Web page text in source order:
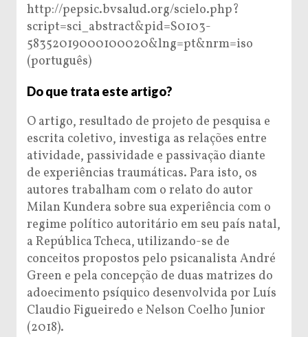
http://pepsic.bvsalud.org/scielo.php?
script=sci_abstract&pid=S0103-
58352019000100020&lng=pt&nrm=iso
(português)
Do que trata este artigo?
O artigo, resultado de projeto de pesquisa e
escrita coletivo, investiga as relações entre
atividade, passividade e passivação diante
de experiências traumáticas. Para isto, os
autores trabalham com o relato do autor
Milan Kundera sobre sua experiência com o
regime político autoritário em seu país natal,
a República Tcheca, utilizando-se de
conceitos propostos pelo psicanalista André
Green e pela concepção de duas matrizes do
adoecimento psíquico desenvolvida por Luís
Claudio Figueiredo e Nelson Coelho Junior
(2018).